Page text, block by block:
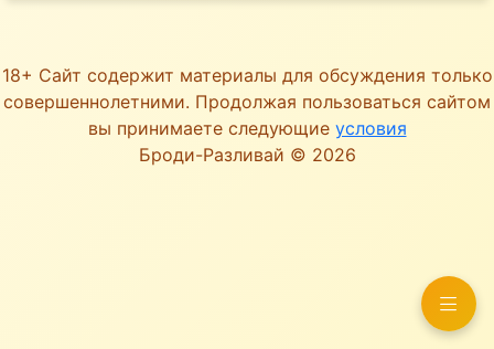
18+ Сайт содержит материалы для обсуждения только
совершеннолетними. Продолжая пользоваться сайтом
вы принимаете следующие условия
Броди-Разливай © 2026